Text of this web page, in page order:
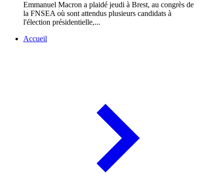
Emmanuel Macron a plaidé jeudi à Brest, au congrès de
la FNSEA où sont attendus plusieurs candidats à
l'élection présidentielle,...
Accueil